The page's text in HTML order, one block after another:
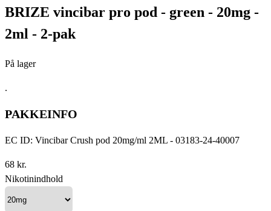
BRIZE vincibar pro pod - green - 20mg -
2ml - 2-pak
På lager
.
PAKKEINFO
EC ID: Vincibar Crush pod 20mg/ml 2ML - 03183-24-40007
68 kr.
Nikotinindhold